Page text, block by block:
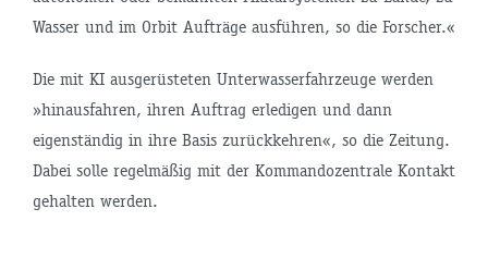
Wasser und im Orbit Aufträge ausführen, so die Forscher.«
Die mit KI ausgerüsteten Unterwasserfahrzeuge werden
»hinausfahren, ihren Auftrag erledigen und dann
eigenständig in ihre Basis zurückkehren«, so die Zeitung.
Dabei solle regelmäßig mit der Kommandozentrale Kontakt
gehalten werden.